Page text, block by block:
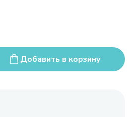
Добавить в корзину